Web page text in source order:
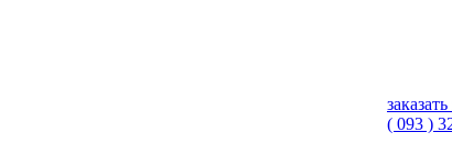
( 093 )